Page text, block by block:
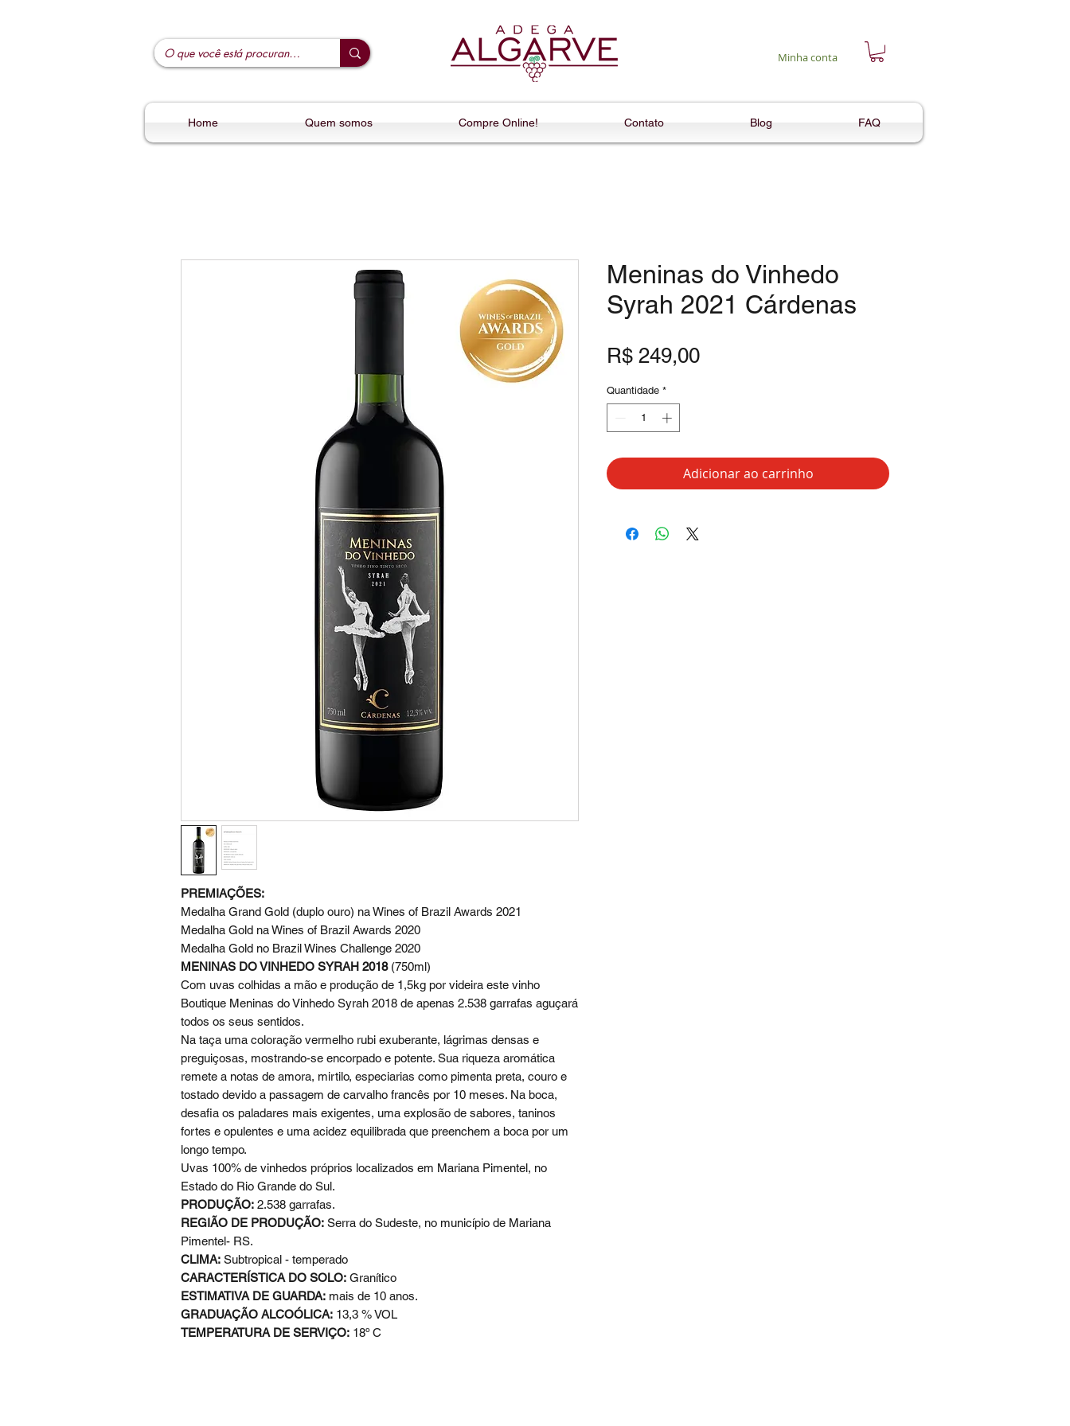
Minha conta
Home Quem somos Compre Online! Contato Blog FAQ
PREMIAÇÕES:
Medalha Grand Gold (duplo ouro) na Wines of Brazil Awards 2021
Medalha Gold na Wines of Brazil Awards 2020
Medalha Gold no Brazil Wines Challenge 2020
MENINAS DO VINHEDO SYRAH 2018(750ml)
Com uvas colhidas a mão e produção de 1,5kg por videira este vinho
Boutique Meninas do Vinhedo Syrah 2018 de apenas 2.538 garrafas aguçará
todos os seus sentidos.
Na taça uma coloração vermelho rubi exuberante, lágrimas densas e
preguiçosas, mostrando-se encorpado e potente. Sua riqueza aromática
remete a notas de amora, mirtilo, especiarias como pimenta preta, couro e
tostado devido a passagem de carvalho francês por 10 meses. Na boca,
desafia os paladares mais exigentes, uma explosão de sabores, taninos
fortes e opulentes e uma acidez equilibrada que preenchem a boca por um
longo tempo.
Uvas 100% de vinhedos próprios localizados em Mariana Pimentel, no
Estado do Rio Grande do Sul.
PRODUÇÃO: 2.538 garrafas.
REGIÃO DE PRODUÇÃO: Serra do Sudeste, no município de Mariana
Pimentel- RS.
CLIMA: Subtropical - temperado
CARACTERÍSTICA DO SOLO: Granítico
ESTIMATIVA DE GUARDA: mais de 10 anos.
GRADUAÇÃO ALCOÓLICA: 13,3 % VOL
TEMPERATURA DE SERVIÇO: 18º C
Meninas do Vinhedo
Syrah 2021 Cárdenas
R$ 249,00Preço
Quantidade *
Adicionar ao carrinho